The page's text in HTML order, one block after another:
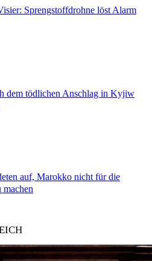
Sprengstoffdrohne löst Alarm
dem tödlichen Anschlag in Kyjiw
auf, Marokko nicht für die